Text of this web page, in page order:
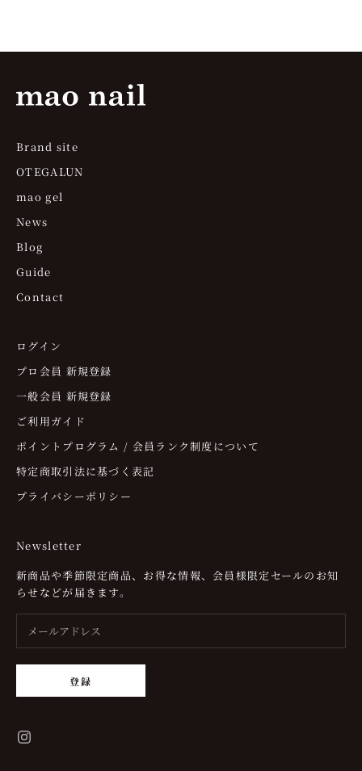
Brand site
OTEGALUN
mao gel
News
Blog
Guide
Contact
ログイン
プロ会員 新規登録
一般会員 新規登録
ご利用ガイド
ポイントプログラム / 会員ランク制度について
特定商取引法に基づく表記
プライバシーポリシー
Newsletter
新商品や季節限定商品、お得な情報、会員様限定セールのお知
らせなどが届きます。
登録